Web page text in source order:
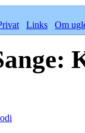
Links Om